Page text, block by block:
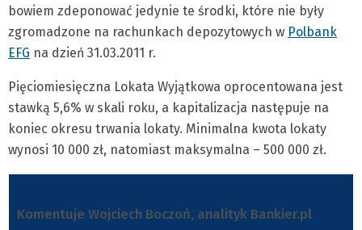
bowiem zdeponować jedynie te środki, które nie były
zgromadzone na rachunkach depozytowych w Polbank
EFG na dzień 31.03.2011 r.
Pięciomiesięczna Lokata Wyjątkowa oprocentowana jest
stawką 5,6% w skali roku, a kapitalizacja następuje na
koniec okresu trwania lokaty. Minimalna kwota lokaty
wynosi 10 000 zł, natomiast maksymalna – 500 000 zł.
Komentuje Wojciech Boczoń, analityk Bankier.pl